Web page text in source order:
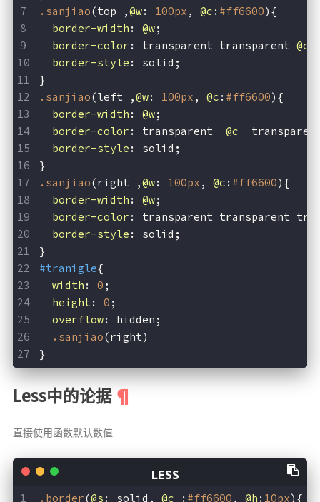
.sanjiao(top ,@w: 100px , @c : #ff6600){
border-width : @w;
border-color : transparent transparent @c
border-style : solid;
}
.sanjiao(left ,@w: 100px , @c : #ff6600){
border-width : @w;
border-color : transparent @c
border-style : solid;
}
.sanjiao(right ,@w: 100px , @c : #ff6600){
border-width : @w;
border-color : transparent transparent
border-style : solid;
}
#tranigle{
width : 0 ;
height: 0 ;
overflow: hidden;
.sanjiao(right)
}
Less中的论据
直接使用函数默认数值
.border(@s : solid, @c : #ff6600 , @h : 10px){